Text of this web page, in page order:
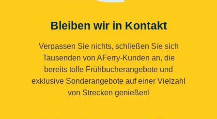
Bleiben wir in Kontakt
Verpassen Sie nichts, schließen Sie sich
Tausenden von AFerry-Kunden an, die
bereits tolle Frühbucherangebote und
exklusive Sonderangebote auf einer Vielzahl
von Strecken genießen!